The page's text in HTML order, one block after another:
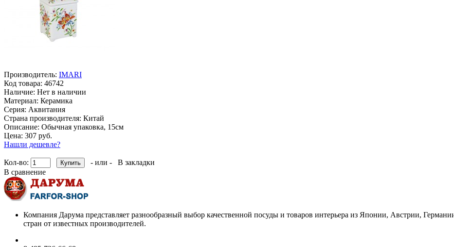
Производитель: IMARI
Код товара: 46742
Наличие: Нет в наличии
Материал: Керамика
Серия: Аквитания
Страна производителя: Китай
Описание: Обычная упаковка, 15см
Цена: 307 руб.
Нашли дешевле?
Кол-во: - или -
В закладки
В сравнение
Компания Дарума представляет разнообразный выбор качественной посуды и товаров интерьера из Японии, Австрии,
стран от известных производителей.